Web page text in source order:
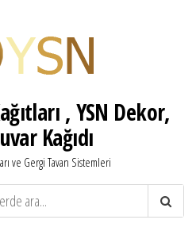
, YSN Dekor,
Kağıdı
ve Gergi Tavan Sistemleri